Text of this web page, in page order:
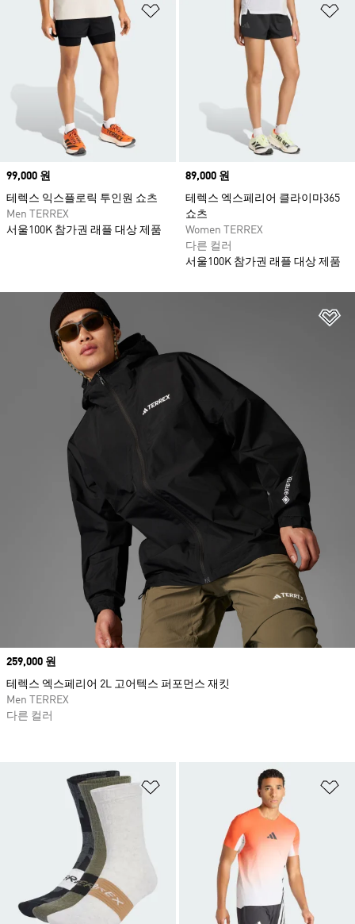
위시리스트 담기
Price
99,000 원
테렉스 익스플로릭 투인원 쇼츠
Men TERREX
서울100K 참가권 래플 대상 제품
Price
89,000 원
테렉스 엑스페리어 클라이마365
쇼츠
Women TERREX
다른 컬러
서울100K 참가권 래플 대상 제품
Price
259,000 원
테렉스 엑스페리어 2L 고어텍스 퍼포먼스 재킷
Men TERREX
다른 컬러